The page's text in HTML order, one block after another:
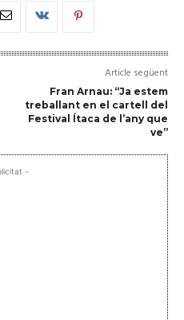
Article següent
Fran Arnau: “Ja estem
treballant en el cartell del
Festival Ítaca de l’any que
ve”
-